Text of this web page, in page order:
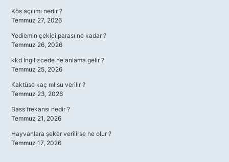
Kös açılımı nedir ?
Temmuz 27, 2026
Yediemin çekici parası ne kadar ?
Temmuz 26, 2026
kkd İngilizcede ne anlama gelir ?
Temmuz 25, 2026
Kaktüse kaç ml su verilir ?
Temmuz 23, 2026
Bass frekansı nedir ?
Temmuz 21, 2026
Hayvanlara şeker verilirse ne olur ?
Temmuz 17, 2026